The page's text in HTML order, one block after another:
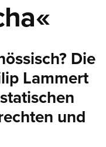
Die
Lammert
und